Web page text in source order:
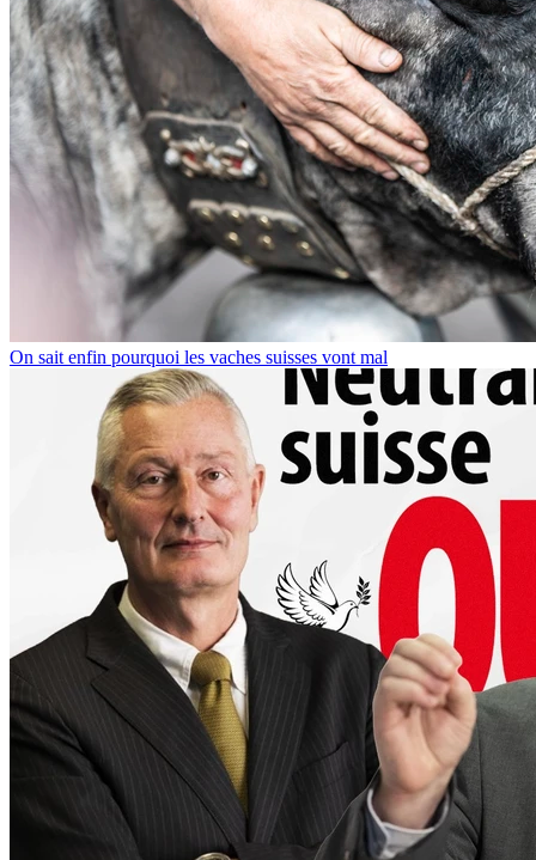
On sait enfin pourquoi les vaches suisses vont mal